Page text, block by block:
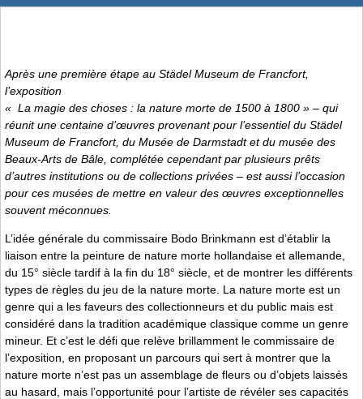
Après une première étape au Städel Museum de Francfort,
l’exposition
« La magie des choses : la nature morte de 1500 à 1800 » – qui
réunit une centaine d’œuvres provenant pour l’essentiel du Städel
Museum de Francfort, du Musée de Darmstadt et du musée des
Beaux-Arts de Bâle, complétée cependant par plusieurs prêts
d’autres institutions ou de collections privées – est aussi l’occasion
pour ces musées de mettre en valeur des œuvres exceptionnelles
souvent méconnues.
L’idée générale du commissaire Bodo Brinkmann est d’établir la
liaison entre la peinture de nature morte hollandaise et allemande,
du 15° siècle tardif à la fin du 18° siècle, et de montrer les différents
types de règles du jeu de la nature morte. La nature morte est un
genre qui a les faveurs des collectionneurs et du public mais est
considéré dans la tradition académique classique comme un genre
mineur. Et c’est le défi que relève brillamment le commissaire de
l’exposition, en proposant un parcours qui sert à montrer que la
nature morte n’est pas un assemblage de fleurs ou d’objets laissés
au hasard, mais l’opportunité pour l’artiste de révéler ses capacités